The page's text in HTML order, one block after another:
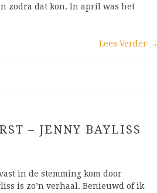
zodra dat kon. In april was het
Lees Verder →
– JENNY BAYLISS
in de stemming kom door
is zo’n verhaal. Benieuwd of ik